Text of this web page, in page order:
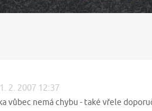
2. 2007 12:37
vůbec nemá chybu - také vřele